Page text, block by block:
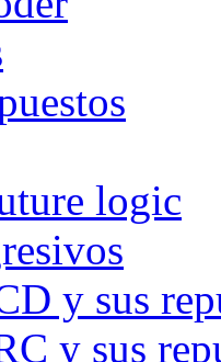
logic
y sus
y sus